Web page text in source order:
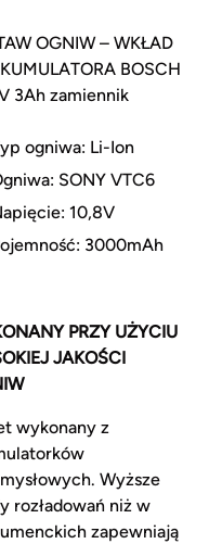
OGNIW – WKŁAD
BOSCH
3Ah zamiennik
ogniwa: Li-Ion
SONY VTC6
10,8V
3000mAh
PRZY UŻYCIU
JAKOŚCI
wykonany z
Wyższe
rozładowań niż w
zapewniają